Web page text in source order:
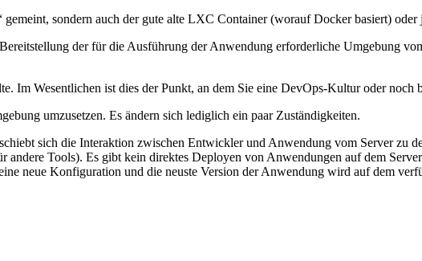
sondern auch der gute alte LXC Container (worauf Docker basiert) oder
der für die Ausführung der Anwendung erforderliche Umgebung
Im Wesentlichen ist dies der Punkt, an dem Sie eine DevOps-Kultur oder noch
umzusetzen. Es ändern sich lediglich ein paar Zuständigkeiten.
sich die Interaktion zwischen Entwickler und Anwendung vom Server zu
andere Tools). Es gibt kein direktes Deployen von Anwendungen auf dem
neue Konfiguration und die neuste Version der Anwendung wird auf dem